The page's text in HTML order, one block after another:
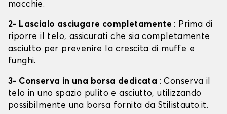
macchie.
2- Lascialo asciugare completamente: Prima di
riporre il telo, assicurati che sia completamente
asciutto per prevenire la crescita di muffe e
funghi.
3- Conserva in una borsa dedicata : Conserva il
telo in uno spazio pulito e asciutto, utilizzando
possibilmente una borsa fornita da Stilistauto.it.